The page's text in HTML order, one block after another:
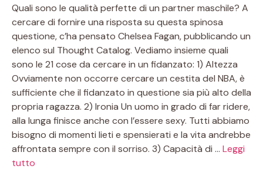
Quali sono le qualità perfette di un partner maschile? A
cercare di fornire una risposta su questa spinosa
questione, c’ha pensato Chelsea Fagan, pubblicando un
elenco sul Thought Catalog. Vediamo insieme quali
sono le 21 cose da cercare in un fidanzato: 1) Altezza
Ovviamente non occorre cercare un cestita del NBA, è
sufficiente che il fidanzato in questione sia più alto della
propria ragazza. 2) Ironia Un uomo in grado di far ridere,
alla lunga finisce anche con l’essere sexy. Tutti abbiamo
bisogno di momenti lieti e spensierati e la vita andrebbe
affrontata sempre con il sorriso. 3) Capacità di … Leggi
tutto